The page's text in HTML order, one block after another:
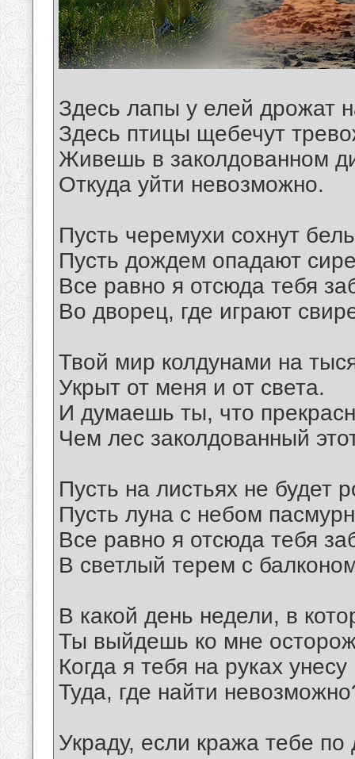
Здесь лапы у елей дрожат
Здесь птицы щебечут
Живешь в заколдованном
Откуда уйти невозможно.
Пусть черемухи сохнут
Пусть дождем опадают
Все равно я отсюда тебя
Во дворец, где играют
Твой мир колдунами на
Укрыт от меня и от света.
И думаешь ты, что
Чем лес заколдованный
Пусть на листьях не будет
Пусть луна с небом
Все равно я отсюда тебя
В светлый терем с
В какой день недели, в
Ты выйдешь ко мне
Когда я тебя на руках унесу
Туда, где найти
Украду, если кража тебе